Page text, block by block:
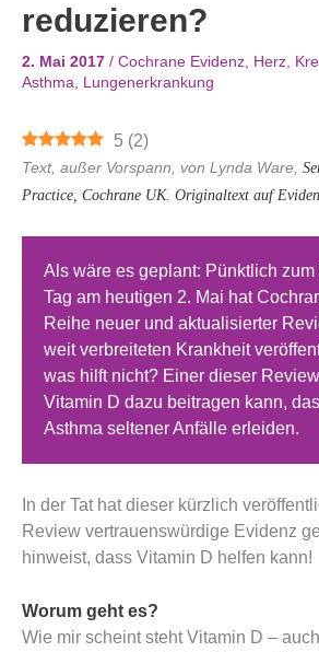
reduzieren?
2. Mai 2017 / Cochrane Evidenz Herz,
Asthma
Lungenerkrankung
5 (2)
Text, außer Vorspann, von Lynda Ware,
Practice, Cochrane UK. Originaltext auf
Als wäre es geplant: Pünktlich zum
Tag am heutigen 2. Mai hat
Reihe neuer und aktualisierter
weit verbreiteten Krankheit
was hilft nicht? Einer dieser
Vitamin D dazu beitragen kann,
Asthma seltener Anfälle erleiden.
In der Tat hat dieser kürzlich
Review vertrauenswürdige Evidenz
hinweist, dass Vitamin D helfen kann!
Worum geht es?
Wie mir scheint steht Vitamin D – auch